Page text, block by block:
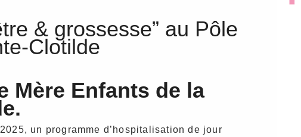
& grossesse” au Pôle
Clotilde
Mère Enfants de la
un programme d’hospitalisation de jour